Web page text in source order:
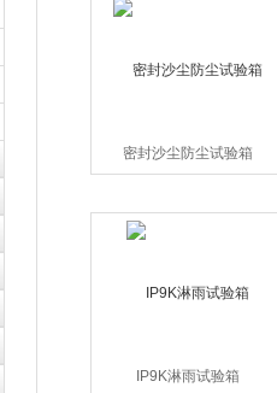
密封沙尘防尘试验箱
IP9K淋雨试验箱